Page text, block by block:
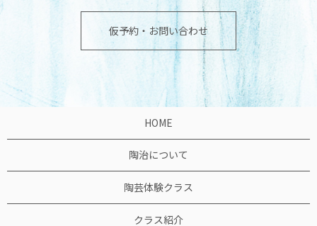
仮予約・お問い合わせ
HOME
陶治について
陶芸体験クラス
クラス紹介